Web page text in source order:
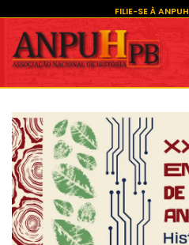
Pular
para
FILIE-SE À ANPUH